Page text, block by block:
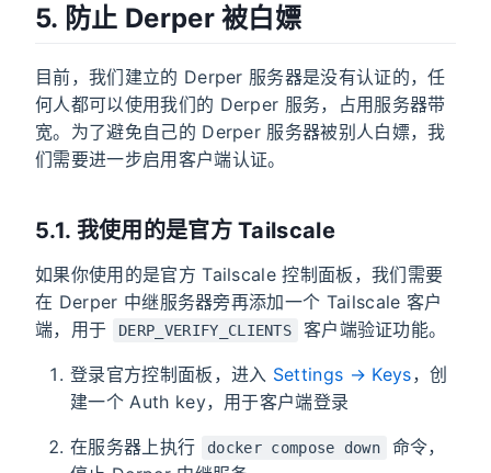
5. 防止 Derper 被白嫖
目前，我们建立的 Derper 服务器是没有认证的，任
何人都可以使用我们的 Derper 服务，占用服务器带
宽。为了避免自己的 Derper 服务器被别人白嫖，我
们需要进一步启用客户端认证。
5.1. 我使用的是官方 Tailscale
如果你使用的是官方 Tailscale 控制面板，我们需要
在 Derper 中继服务器旁再添加一个 Tailscale 客户
端，用于
DERP_VERIFY_CLIENTS 客户端验证功能。
登录官方控制面板，进入 Settings → Keys，创
建一个 Auth key，用于客户端登录
在服务器上执行 docker compose down
命令，